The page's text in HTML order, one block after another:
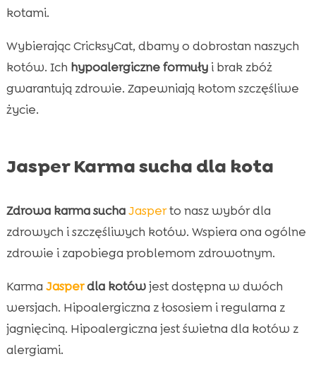
kotami.
Wybierając CricksyCat, dbamy o dobrostan naszych
kotów. Ich hypoalergiczne formułyi brak zbóż
gwarantują zdrowie. Zapewniają kotom szczęśliwe
życie.
Jasper Karma sucha dla kota
Zdrowa karma suchaJasperto nasz wybór dla
zdrowych i szczęśliwych kotów. Wspiera ona ogólne
zdrowie i zapobiega problemom zdrowotnym.
Karma Jasperdla kotówjest dostępna w dwóch
wersjach. Hipoalergiczna z łososiem i regularna z
jagnięciną. Hipoalergiczna jest świetna dla kotów z
alergiami.